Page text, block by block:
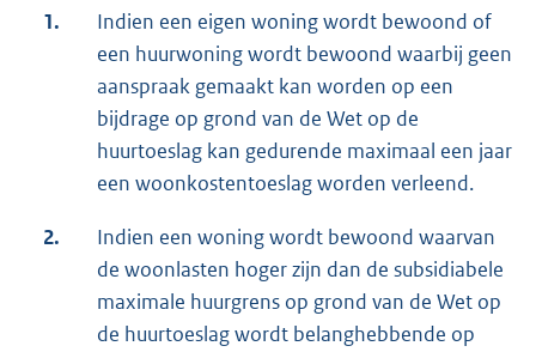
1.
Indien een eigen woning wordt bewoond of
een huurwoning wordt bewoond waarbij geen
aanspraak gemaakt kan worden op een
bijdrage op grond van de Wet op de
huurtoeslag kan gedurende maximaal een jaar
een woonkostentoeslag worden verleend.
2.
Indien een woning wordt bewoond waarvan
de woonlasten hoger zijn dan de subsidiabele
maximale huurgrens op grond van de Wet op
de huurtoeslag wordt belanghebbende op